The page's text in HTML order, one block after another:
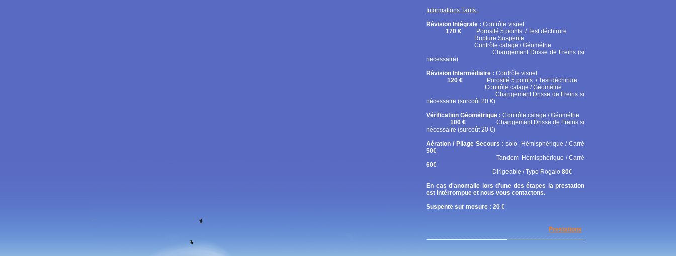
Informations Tarifs :
Révision Intégrale : Contrôle visuel
170 € Porosité 5 points / Test déchirure
Rupture Suspente
Contrôle calage / Géométrie
Changement Drisse de Freins (si
necessaire)
Révision Intermédiaire : Contrôle visuel
120 € Porosité 5 points / Test déchirure
Contrôle calage / Géométrie
Changement Drisse de Freins si
nécessaire (surcoût 20 €)
Vérification Géométrique : Contrôle calage / Géométrie
100 € Changement Drisse de Freins si
nécessaire (surcoût 20 €)
Aération / Pliage Secours :solo
Hémisphérique / Carré
50€
Tandem Hémisphérique / Carré
60€
Dirigeable / Type Rogalo 80€
En cas d'anomalie lors d'une des étapes la prestation
est intérrompue et nous vous contactons.
Suspente sur mesure : 20 €
Prestations